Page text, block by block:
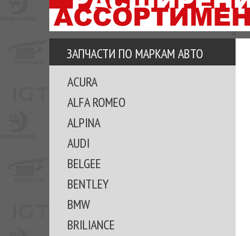
ЗАПЧАСТИ ПО МАРКАМ АВТО
ACURA
ALFA ROMEO
ALPINA
AUDI
BELGEE
BENTLEY
BMW
BRILIANCE